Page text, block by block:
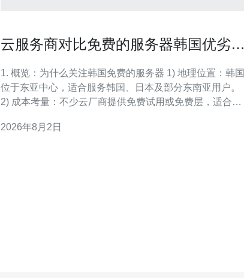
云服务商对比免费的服务器韩国优劣势
1. 概览：为什么关注韩国免费的服务器 1) 地理位置：韩国
位于东亚中心，适合服务韩国、日本及部分东南亚用户。
2) 成本考量：不少云厂商提供免费试用或免费层，适合小
合规需注意本地政策和隐私要求。 4) 性能差异：免费服务
2026年8月2日